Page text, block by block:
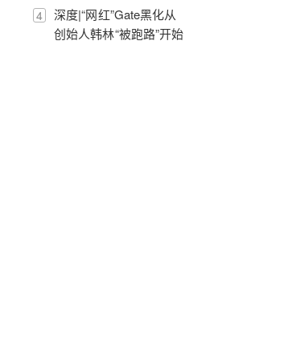
金遭闷杀
4
深度|“网红”Gate黑化从
创始人韩林“被跑路”开始